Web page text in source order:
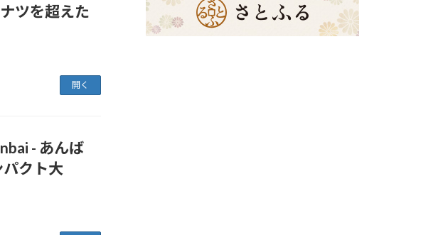
ツを超えた
開く
- あんば
クト大